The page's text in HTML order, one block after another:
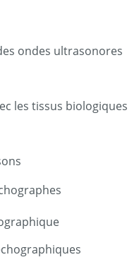
ondes ultrasonores
les tissus biologiques